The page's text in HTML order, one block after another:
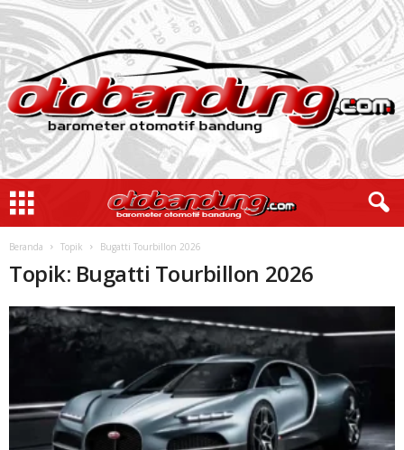
Beranda Topik Bugatti Tourbillon 2026
Topik: Bugatti Tourbillon 2026